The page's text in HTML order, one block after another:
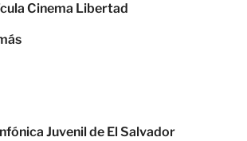
Cinema Libertad
Juvenil de El Salvador